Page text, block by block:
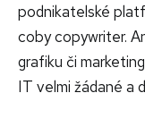
podnikatelské
coby copywriter.
grafiku či
IT velmi žádané a